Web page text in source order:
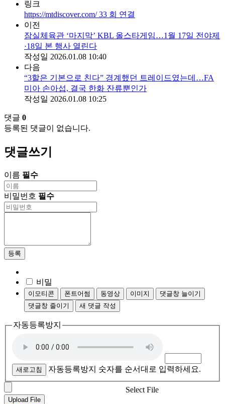
링크
https://mtdiscover.com/33 회 연결
이전
잠실체육관 ‘마지막’ KBL 올스타게임…1월 17일 전야제
·18일 본 행사 열린다
작성일 2026.01.08 10:40
다음
“3할은 기본으로 친다” 경계했던 트레이드였는데…FA
미아 손아섭, 결국 한화 잔류뿐인가
작성일 2026.01.08 10:25
댓글 0
등록된 댓글이 없습니다.
댓글쓰기
이름 필수
비밀번호 필수
등록
비밀
이모티콘 폰트어썸 동영상 이미지
댓글창 늘이기
댓글창 줄이기
새 댓글 작성
자동등록방지
새로고침 자동등록방지 숫자를 순서대로 입력하세요.
Select File
Upload File